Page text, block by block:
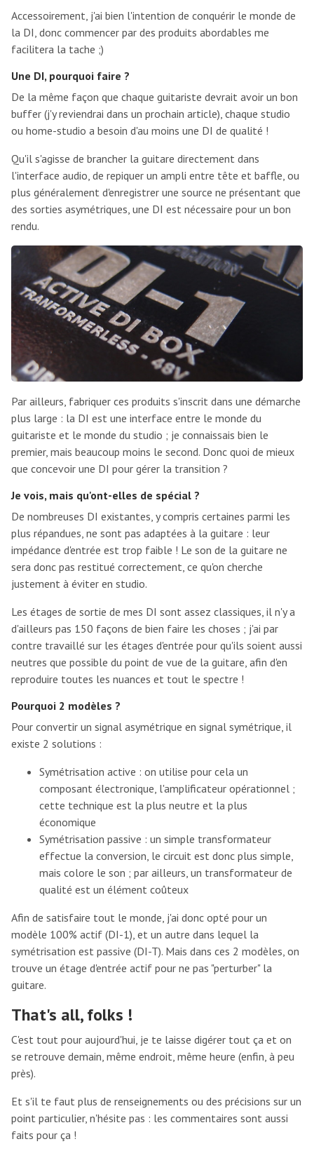
Accessoirement, j'ai bien l'intention de conquérir le monde de
la DI, donc commencer par des produits abordables me
facilitera la tache ;)
Une DI, pourquoi faire ?
De la même façon que chaque guitariste devrait avoir un bon
buffer (j'y reviendrai dans un prochain article), chaque studio
ou home-studio a besoin d'au moins une DI de qualité !
Qu'il s'agisse de brancher la guitare directement dans
l'interface audio, de repiquer un ampli entre tête et baffle, ou
plus généralement d'enregistrer une source ne présentant que
des sorties asymétriques, une DI est nécessaire pour un bon
rendu.
Par ailleurs, fabriquer ces produits s'inscrit dans une démarche
plus large : la DI est une interface entre le monde du
guitariste et le monde du studio ; je connaissais bien le
premier, mais beaucoup moins le second. Donc quoi de mieux
que concevoir une DI pour gérer la transition ?
Je vois, mais qu'ont-elles de spécial ?
De nombreuses DI existantes, y compris certaines parmi les
plus répandues, ne sont pas adaptées à la guitare : leur
impédance d'entrée est trop faible ! Le son de la guitare ne
sera donc pas restitué correctement, ce qu'on cherche
justement à éviter en studio.
Les étages de sortie de mes DI sont assez classiques, il n'y a
d'ailleurs pas 150 façons de bien faire les choses ; j'ai par
contre travaillé sur les étages d'entrée pour qu'ils soient aussi
neutres que possible du point de vue de la guitare, afin d'en
reproduire toutes les nuances et tout le spectre !
Pourquoi 2 modèles ?
Pour convertir un signal asymétrique en signal symétrique, il
existe 2 solutions :
Symétrisation active : on utilise pour cela un
composant électronique, l'amplificateur opérationnel ;
cette technique est la plus neutre et la plus
économique
Symétrisation passive : un simple transformateur
effectue la conversion, le circuit est donc plus simple,
mais colore le son ; par ailleurs, un transformateur de
qualité est un élément coûteux
Afin de satisfaire tout le monde, j'ai donc opté pour un
modèle 100% actif (DI-1), et un autre dans lequel la
symétrisation est passive (DI-T). Mais dans ces 2 modèles, on
trouve un étage d'entrée actif pour ne pas "perturber" la
guitare.
That's all, folks !
C'est tout pour aujourd'hui, je te laisse digérer tout ça et on
se retrouve demain, même endroit, même heure (enfin, à peu
près).
Et s'il te faut plus de renseignements ou des précisions sur un
point particulier, n'hésite pas : les commentaires sont aussi
faits pour ça !